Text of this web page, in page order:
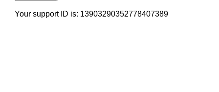
Your support ID is: 13903290352778407389